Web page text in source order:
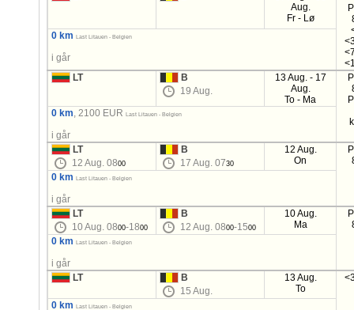
Aug.
Fr - Lø
0 km Last Litauen - Belgien
i går
LT
B
19 Aug.
13 Aug. - 17
Aug.
To - Ma
0 km, 2100 EUR Last Litauen - Belgien
i går
LT
12 Aug. 0800
B
17 Aug. 0730
12 Aug.
On
0 km
Last Litauen - Belgien
i går
LT
10 Aug. 0800-1800
B
12 Aug. 0800-1500
10 Aug.
Ma
0 km
Last Litauen - Belgien
i går
LT
B
15 Aug.
13 Aug.
To
0 km Last Litauen - Belgien